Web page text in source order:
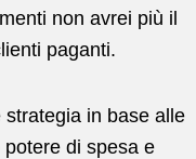
non avrei più il
paganti.
in base alle
di spesa e